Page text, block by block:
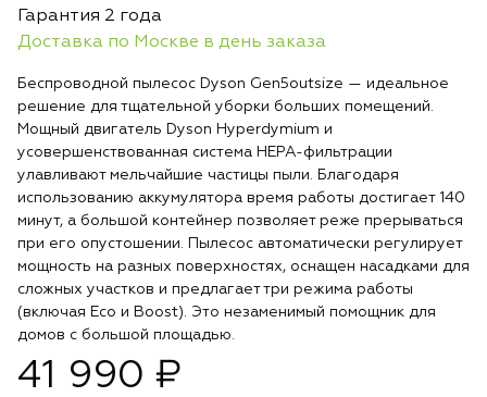
Гарантия 2 года
Доставка по Москве в день заказа
Беспроводной пылесос Dyson Gen5outsize — идеальное
решение для тщательной уборки больших помещений.
Мощный двигатель Dyson Hyperdymium и
усовершенствованная система HEPA-фильтрации
улавливают мельчайшие частицы пыли. Благодаря
использованию аккумулятора время работы достигает 140
минут, а большой контейнер позволяет реже прерываться
при его опустошении. Пылесос автоматически регулирует
мощность на разных поверхностях, оснащен насадками для
сложных участков и предлагает три режима работы
(включая Eco и Boost). Это незаменимый помощник для
домов с большой площадью.
41 990 ₽